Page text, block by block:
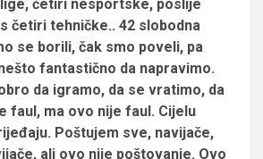
četiri nesportske, poslije
četiri tehničke.. 42 slobodna
se borili, čak smo poveli, pa
fantastično da napravimo.
da igramo, da se vratimo, da
faul, ma ovo nije faul. Cijelu
Poštujem sve, navijače,
ali ovo nije poštovanje. Ovo